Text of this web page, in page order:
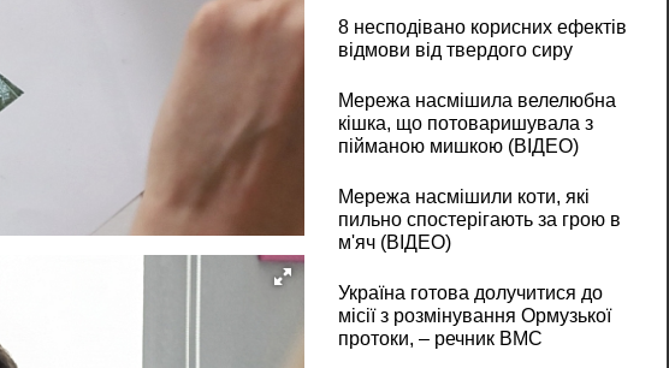
8 несподівано корисних ефектів
відмови від твердого сиру
Мережа насмішила велелюбна
кішка, що потоваришувала з
пійманою мишкою (ВІДЕО)
Мережа насмішили коти, які
пильно спостерігають за грою в
м'яч (ВІДЕО)
Україна готова долучитися до
місії з розмінування Ормузької
протоки, – речник ВМС